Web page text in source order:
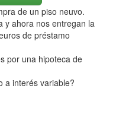
de un piso neuvo.
y ahora nos entregan la
de préstamo
por una hipoteca de
a interés variable?